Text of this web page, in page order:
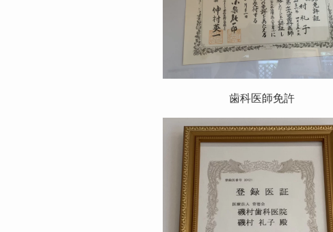
歯科医師免許